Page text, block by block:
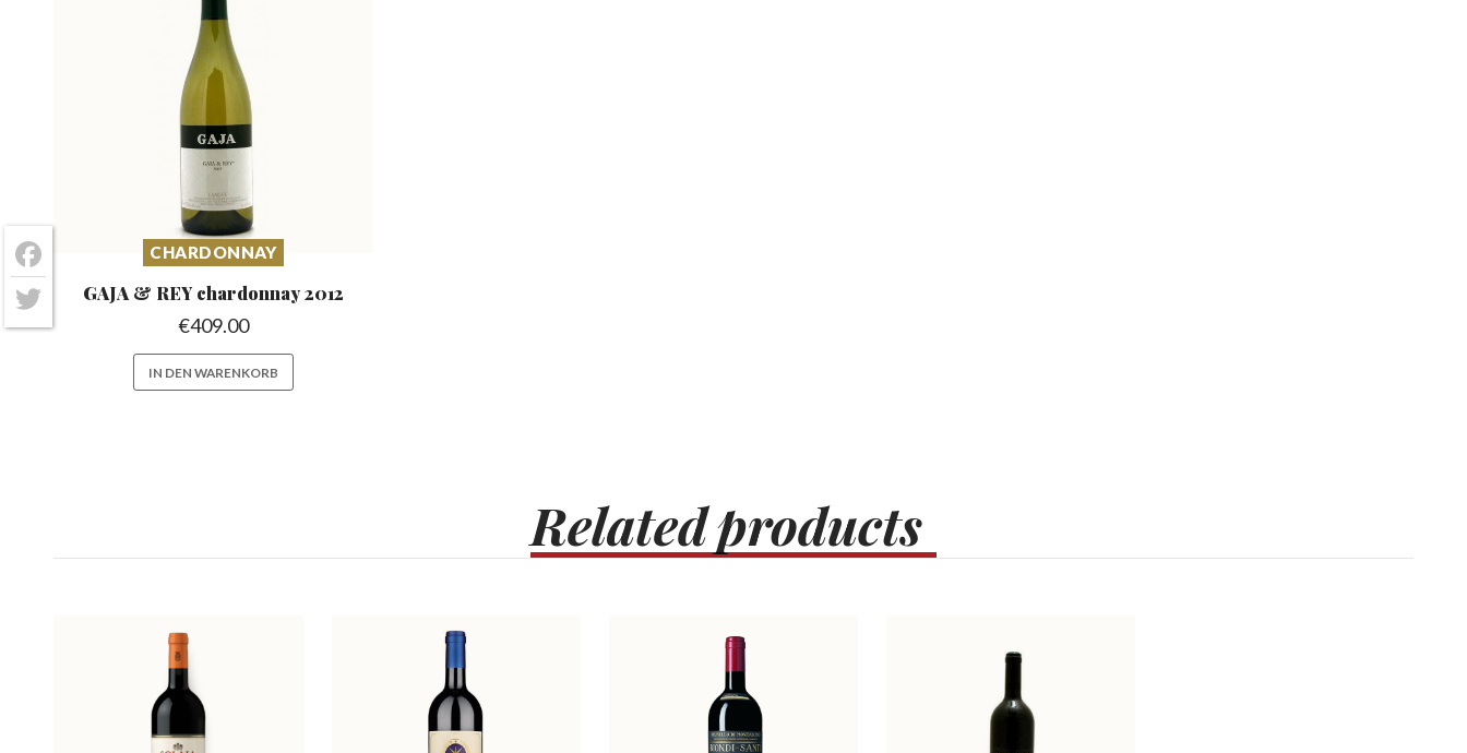
CHARDONNAY
GAJA & REY chardonnay2012
€409.00
IN DEN WARENKORB
Relatedproducts
Facebook
Twitter